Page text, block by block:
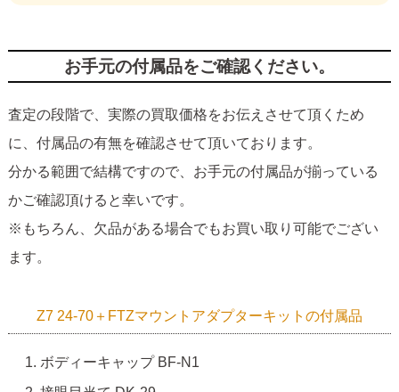
お手元の付属品をご確認ください。
査定の段階で、実際の買取価格をお伝えさせて頂くため
に、付属品の有無を確認させて頂いております。
分かる範囲で結構ですので、お手元の付属品が揃っている
かご確認頂けると幸いです。
※もちろん、欠品がある場合でもお買い取り可能でござい
ます。
Z7 24-70＋FTZマウントアダプターキットの付属品
ボディーキャップ BF-N1